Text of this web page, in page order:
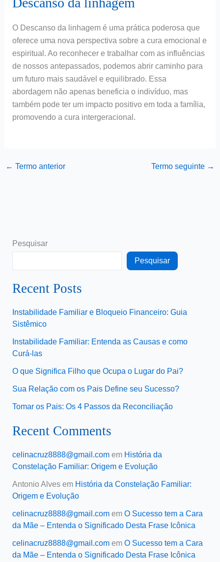
O Descanso da linhagem é uma prática poderosa que
oferece uma nova perspectiva sobre a cura emocional e
espiritual. Ao reconhecer e trabalhar com as influências
de nossos antepassados, podemos abrir caminho para
um futuro mais saudável e equilibrado. Essa
abordagem não apenas beneficia o indivíduo, mas
também pode ter um impacto positivo em toda a família,
promovendo a cura intergeracional.
← Termo anterior Termo seguinte →
Pesquisar
Pesquisar
Recent Posts
Instabilidade Familiar e Bloqueio Financeiro: Guia
Sistêmico
Instabilidade Familiar: Entenda as Causas e como
Curá-las
O que Significa Filho que Ocupa o Lugar do Pai?
Sua Relação com os Pais Define seu Sucesso?
Tomar os Pais: Os 4 Passos da Reconciliação
Recent Comments
celinacruz8888@gmail.comem História da
Constelação Familiar: Origem e Evolução
Antonio Alvesem História da Constelação Familiar:
Origem e Evolução
celinacruz8888@gmail.comem O Sucesso tem a Cara
da Mãe – Entenda o Significado Desta Frase Icônica
celinacruz8888@gmail.comem O Sucesso tem a Cara
da Mãe – Entenda o Significado Desta Frase Icônica